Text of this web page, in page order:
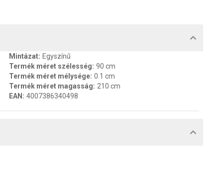
Mintázat: Egyszínű
Termék méret szélesség: 90 cm
Termék méret mélysége: 0.1 cm
Termék méret magasság: 210 cm
EAN : 4007386340498